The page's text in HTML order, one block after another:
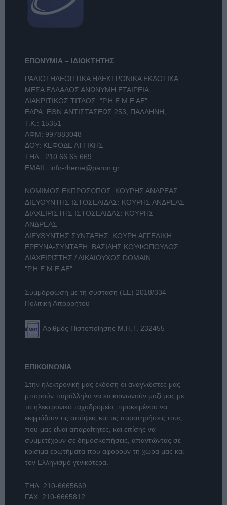
ΕΠΩΝΥΜΙΑ – ΙΔΙΟΚΤΗΤΗΣ
ΡΑΔΙΟΤΗΛΕΟΠΤΙΚΑ ΗΛΕΚΤΡΟΝΙΚΑ ΕΚΔΟΤΙΚΑ
ΜΕΣΑ ΕΛΛΑΔΟΣ ΑΝΩΝΥΜΗ ΕΤΑΙΡΕΙΑ
ΔΙΑΚΡΙΤΙΚΟΣ ΤΙΤΛΟΣ: "Ρ.Η.Ε.Μ.Ε ΑΕ"
ΕΔΡΑ: ΕΘΝ.ΑΝΤΙΣΤΑΣΕΩΣ 253, ΠΑΛΛΗΝΗ,
Τ.Κ.: 15351
ΑΦΜ: 997883048
ΔΟΥ: ΚΕΦΟΔΕ ΑΤΤΙΚΗΣ
ΤΗΛ.: 210 66.65.669
EMAIL: info-rheme@paron.gr
ΝΟΜΙΜΟΣ ΕΚΠΡΟΣΩΠΟΣ: ΚΟΥΡΗΣ ΑΝΔΡΕΑΣ
ΔΙΕΥΘΥΝΤΗΣ ΙΣΤΟΣΕΛΙΔΑΣ: ΚΟΥΡΗΣ ΑΝΔΡΕΑΣ
ΔΙΑΧΕΙΡΙΣΤΗΣ ΙΣΤΟΣΕΛΙΔΑΣ: ΚΟΥΡΗΣ
ΑΝΔΡΕΑΣ
ΔΙΕΥΘΥΝΤΗΣ ΣΥΝΤΑΞΗΣ: ΚΟΥΡΗ ΑΓΓΕΛΙΚΗ
ΕΡΕΥΝΑ-ΣΥΝΤΑΞΗ: ΒΑΣΙΛΗΣ ΚΟΥΦΟΠΟΥΛΟΣ
ΔΙΑΧΕΙΡΙΣΤΗΣ / ΔΙΚΑΙΟΥΧΟΣ DOMAIN:
"Ρ.Η.Ε.Μ.Ε ΑΕ"
Συμμόρφωση με τη σύσταση (ΕΕ) 2018/334
Πολιτική Απορρήτου
Αριθμός Πιστοποίησης Μ.Η.Τ. 232455
ΕΠΙΚΟΙΝΩΝΙΑ
Στην ηλεκτρονική μας έκδοση οι αναγνώστες μας
μπορούν παράλληλα να επικοινωνούν μαζί μας με
το ηλεκτρονικό ταχυδρομείο, προκειμένου να
εκφράζουν τις απόψεις και τις παρατηρήσεις τους,
που μας είναι απαραίτητες, και επίσης να
συμμετέχουν σε δημοσκοπήσεις, απαντώντας σε
κρίσιμα ερωτήματα που αφορούν τη χώρα μας και
τον Ελληνισμό γενικότερα.
ΤΗΛ: 210-6665669
FAX: 210-6665812